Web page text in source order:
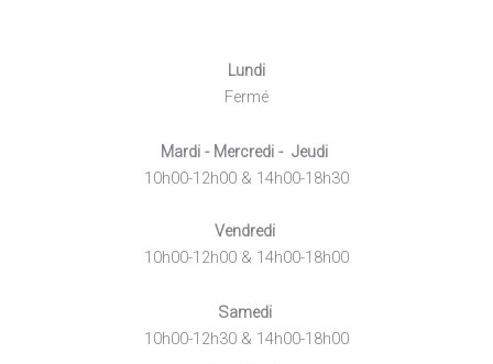
Lundi
Fermé
Mardi - Mercredi - Jeudi
10h00-12h00 & 14h00-18h30
Vendredi
10h00-12h00 & 14h00-18h00
Samedi
10h00-12h30 & 14h00-18h00